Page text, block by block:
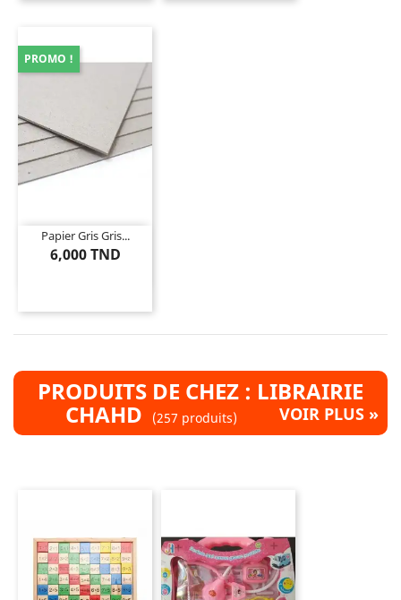
Papier Gris Gris...
6,000 TND
PROMO !
PRODUITS DE CHEZ : LIBRAIRIE
CHAHD (257 produits) VOIR PLUS »